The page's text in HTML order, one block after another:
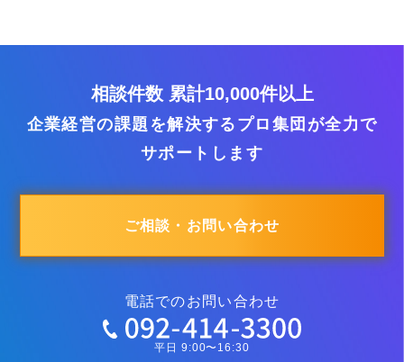
相談件数 累計10,000件以上
企業経営の課題を解決するプロ集団が全力で
サポートします
ご相談・お問い合わせ
電話でのお問い合わせ
平日 9:00〜16:30